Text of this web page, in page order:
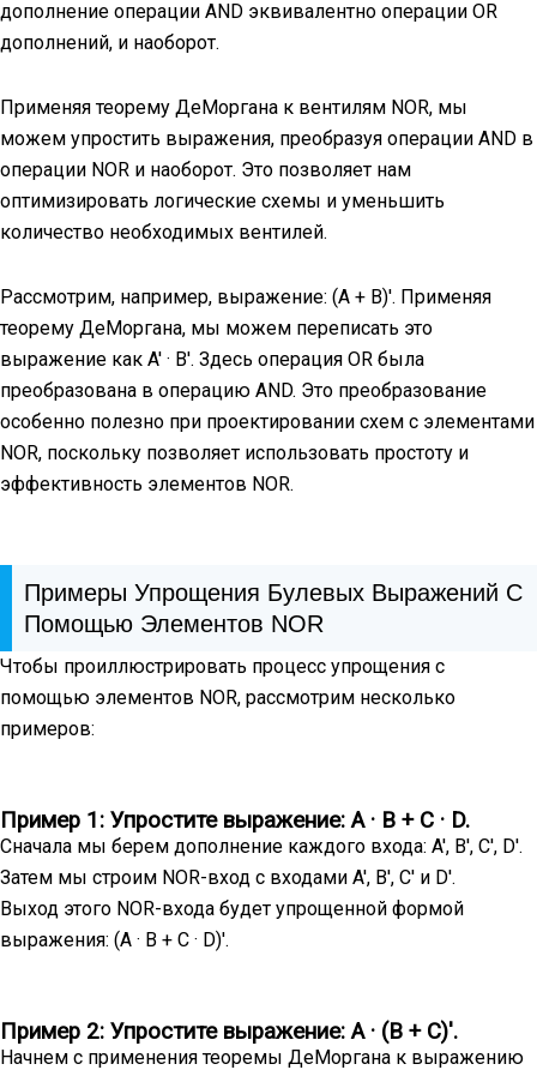
дополнение операции AND эквивалентно операции OR
дополнений, и наоборот.
Применяя теорему ДеМоргана к вентилям NOR, мы
можем упростить выражения, преобразуя операции AND в
операции NOR и наоборот. Это позволяет нам
оптимизировать логические схемы и уменьшить
количество необходимых вентилей.
Рассмотрим, например, выражение: (A + B)'. Применяя
теорему ДеМоргана, мы можем переписать это
выражение как A' · B'. Здесь операция OR была
преобразована в операцию AND. Это преобразование
особенно полезно при проектировании схем с элементами
NOR, поскольку позволяет использовать простоту и
эффективность элементов NOR.
Примеры Упрощения Булевых Выражений С
Помощью Элементов NOR
Чтобы проиллюстрировать процесс упрощения с
помощью элементов NOR, рассмотрим несколько
примеров:
Пример 1: Упростите выражение: A · B + C · D.
Сначала мы берем дополнение каждого входа: A', B', C', D'.
Затем мы строим NOR-вход с входами A', B', C' и D'.
Выход этого NOR-входа будет упрощенной формой
выражения: (A · B + C · D)'.
Пример 2: Упростите выражение: A · (B + C)'.
Начнем с применения теоремы ДеМоргана к выражению